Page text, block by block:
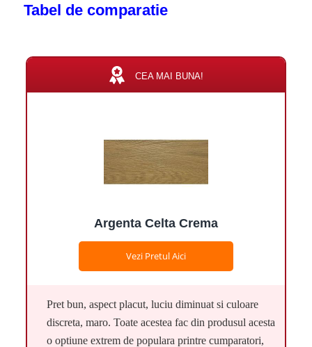
Tabel de comparatie
CEA MAI BUNA!
Argenta Celta Crema
Vezi Pretul Aici
Pret bun, aspect placut, luciu diminuat si culoare
discreta, maro. Toate acestea fac din produsul acesta
o optiune extrem de populara printre cumparatori,